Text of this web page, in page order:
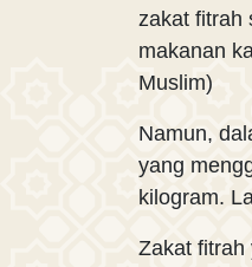
zakat fitrah
makanan
Muslim)
Namun,
yang
kilogram.
Zakat fitrah